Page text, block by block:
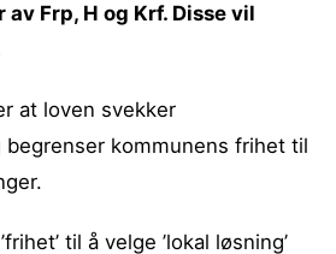
Frp, H og Krf. Disse vil
at loven svekker
begrenser kommunens frihet til
til å velge ’lokal løsning’